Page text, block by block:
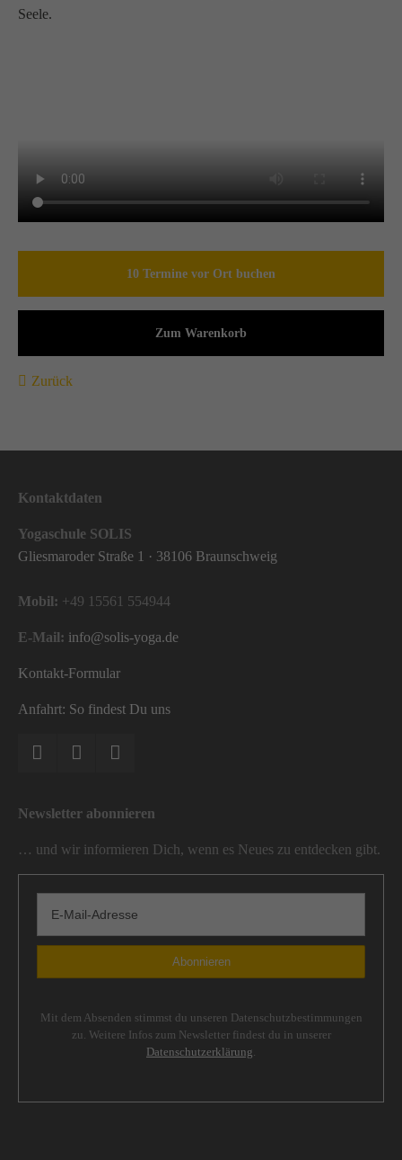
Seele.
10 Termine vor Ort buchen
Zum Warenkorb
Zurück
Kontaktdaten
Yogaschule SOLIS
Gliesmaroder Straße 1 · 38106 Braunschweig
Mobil: +49 15561 554944
E-Mail: info@solis-yoga.de
Kontakt-Formular
Anfahrt: So findest Du uns
Newsletter abonnieren
… und wir informieren Dich, wenn es Neues zu entdecken gibt.
Mit dem Absenden stimmst du unseren Datenschutzbestimmungen
zu. Weitere Infos zum Newsletter findest du in unserer
Datenschutzerklärung.